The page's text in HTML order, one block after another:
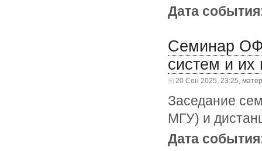
Дата
Семинар
систем и их
20 Сен 2025, 23:25,
Заседание
МГУ) и
Дата